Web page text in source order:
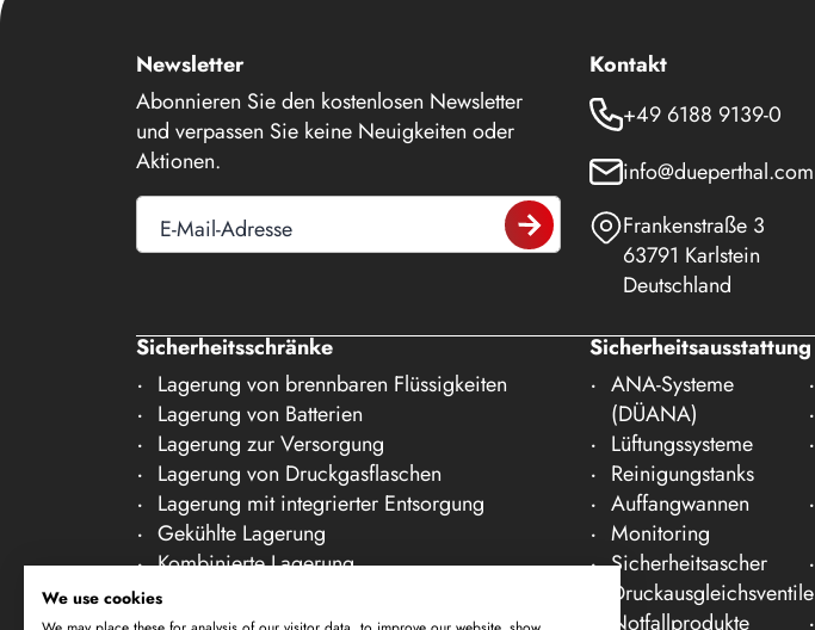
16
17
18
19
21
22
23
24
25
26
Newsletter
Abonnieren Sie den kostenlosen Newsletter
und verpassen Sie keine Neuigkeiten oder
Aktionen.
E-Mail-Adresse
Kontakt
+49 6188 9139-0
info@dueperthal.com
Frankenstraße 3
63791 Karlstein
Deutschland
Sicherheitsschränke
Lagerung von brennbaren Flüssigkeiten
Lagerung von Batterien
Lagerung zur Versorgung
Lagerung von Druckgasflaschen
Lagerung mit integrierter Entsorgung
Gekühlte Lagerung
Kombinierte Lagerung
Lagerung in Reinräumen
Lagerung von nicht brennbaren Medien
Sicherheitsausstattung
ANA-Systeme
(DÜANA)
Lüftungssysteme
Reinigungstanks
Auffangwannen
Monitoring
Sicherheitsascher
Druckausgleichsventile
Notfallprodukte
We use cookies